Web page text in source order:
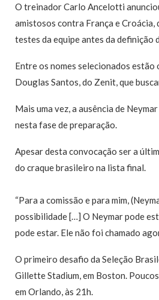
O treinador Carlo Ancelotti
amistosos contra França e
testes da equipe antes da definição
Entre os nomes selecionados
Douglas Santos, do Zenit, que
Mais uma vez, a ausência de
nesta fase de preparação.
Apesar desta convocação ser a
do craque brasileiro na lista final.
“Para a comissão e para mim,
possibilidade […] O Neymar pode
pode estar. Ele não foi chamado
O primeiro desafio da Seleção
Gillette Stadium, em Boston.
em Orlando, às 21h.